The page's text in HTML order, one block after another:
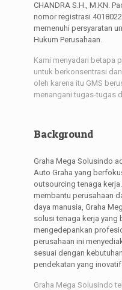
CHANDRA S.H., M.KN.
nomor registrasi
memenuhi persyaratan
Hukum Perusahaan.
Kami menyadari betapa
untuk berkonsentrasi
oleh karena itu GMS
menangani tugas-tugas
Background
Graha Mega Solusindo
Auto Graha yang
outsourcing tenaga
membantu perusahaan
daya manusia, Graha
solusi tenaga kerja yang
mengedepankan
perusahaan ini
sesuai dengan
pendekatan yang
Graha Mega Solusindo